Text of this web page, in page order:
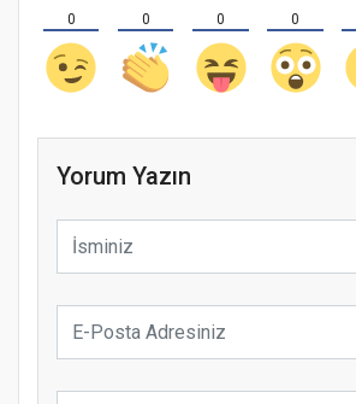
0 0 0 0
Yorum Yazın